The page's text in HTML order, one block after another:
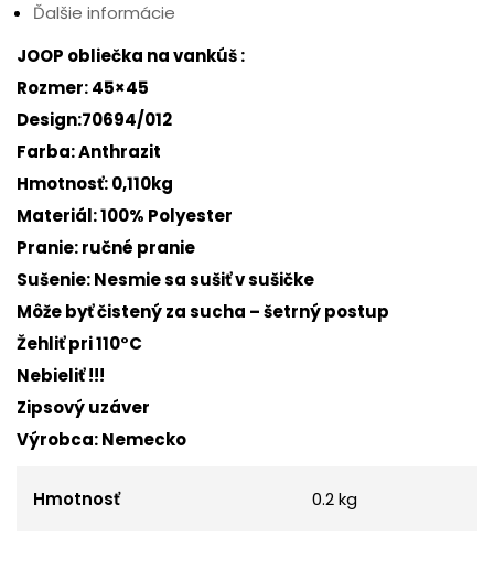
Ďalšie informácie
JOOP obliečka na vankúš :
Rozmer: 45×45
Design:70694/012
Farba: Anthrazit
Hmotnosť: 0,110kg
Materiál: 100% Polyester
Pranie: ručné pranie
Sušenie: Nesmie sa sušiť v sušičke
Môže byť čistený za sucha – šetrný postup
Žehliť pri 110°C
Nebieliť !!!
Zipsový uzáver
Výrobca: Nemecko
Hmotnosť 0.2 kg